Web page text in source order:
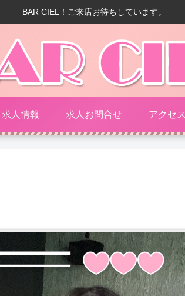
BAR CIEL！ご来店お待ちしています。
求人情報 求人お問合せ アクセス